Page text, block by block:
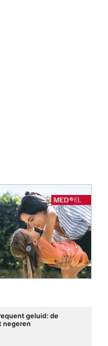
geluid: de
negeren